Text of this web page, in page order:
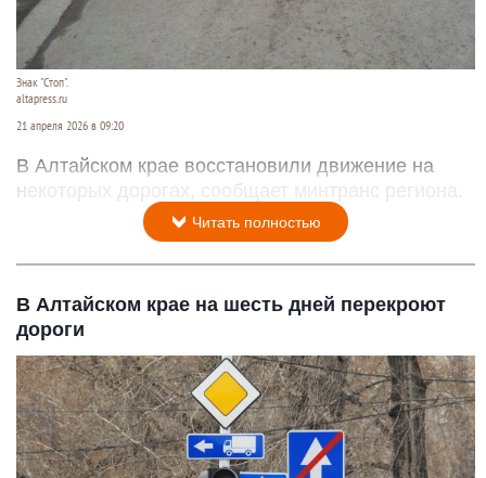
Знак "Стоп".
altapress.ru
21 апреля 2026 в 09:20
В Алтайском крае восстановили движение на
некоторых дорогах, сообщает минтранс региона.
Читать полностью
В Алтайском крае на шесть дней перекроют
дороги